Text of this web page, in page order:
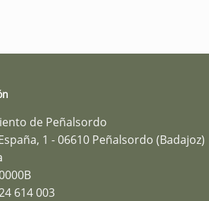
de Peñalsordo
1 - 06610 Peñalsordo (Badajoz)
614 003